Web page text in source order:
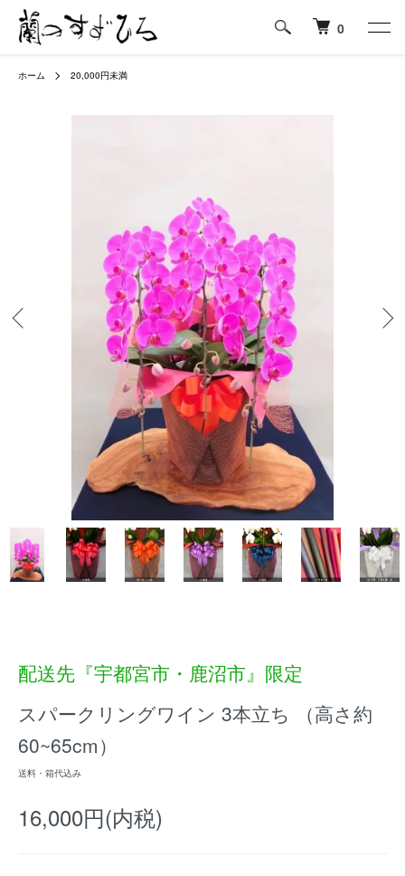
0
ホーム 20,000円未満
配送先『宇都宮市・鹿沼市』限定
スパークリングワイン 3本立ち （高さ約
60~65cm）
送料・箱代込み
16,000円(内税)